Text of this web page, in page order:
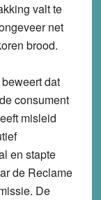
valt te
net
brood.
dat
consument
misleid
en stapte
de Reclame
De